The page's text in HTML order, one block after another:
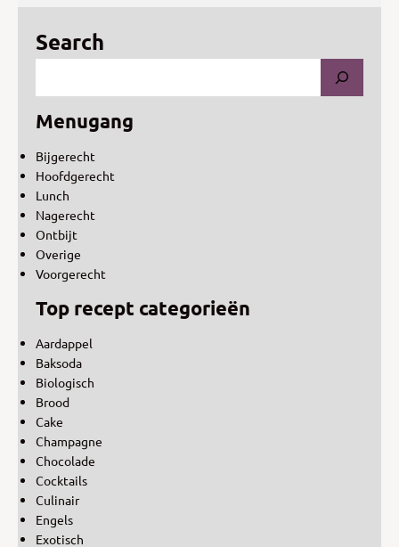
Search
Menugang
Bijgerecht
Hoofdgerecht
Lunch
Nagerecht
Ontbijt
Overige
Voorgerecht
Top recept categorieën
Aardappel
Baksoda
Biologisch
Brood
Cake
Champagne
Chocolade
Cocktails
Culinair
Engels
Exotisch